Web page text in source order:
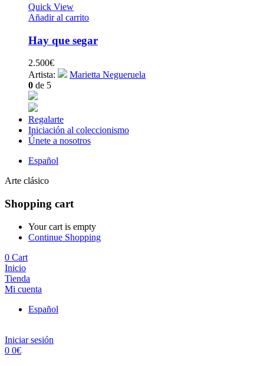
Quick View
Añadir al carrito
Hay que segar
2.500€
Artista:
Marietta Negueruela
0 de 5
Regalarte
Iniciación al coleccionismo
Únete a nosotros
Español
Arte clásico
Shopping cart
Your cart is empty
Continue Shopping
0 Cart
Inicio
Tienda
Mi cuenta
Español
Iniciar sesión
0 0€